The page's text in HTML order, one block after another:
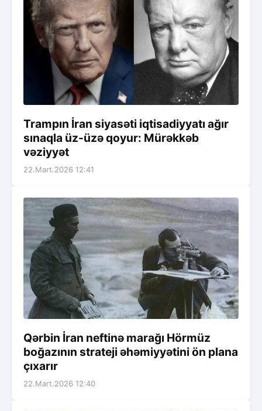
Trampın İran siyasəti iqtisadiyyatı ağır
sınaqla üz-üzə qoyur: Mürəkkəb
vəziyyət
22.Mart.2026 12:41
Qərbin İran neftinə marağı Hörmüz
boğazının strateji əhəmiyyətini ön plana
çıxarır
22.Mart.2026 12:40